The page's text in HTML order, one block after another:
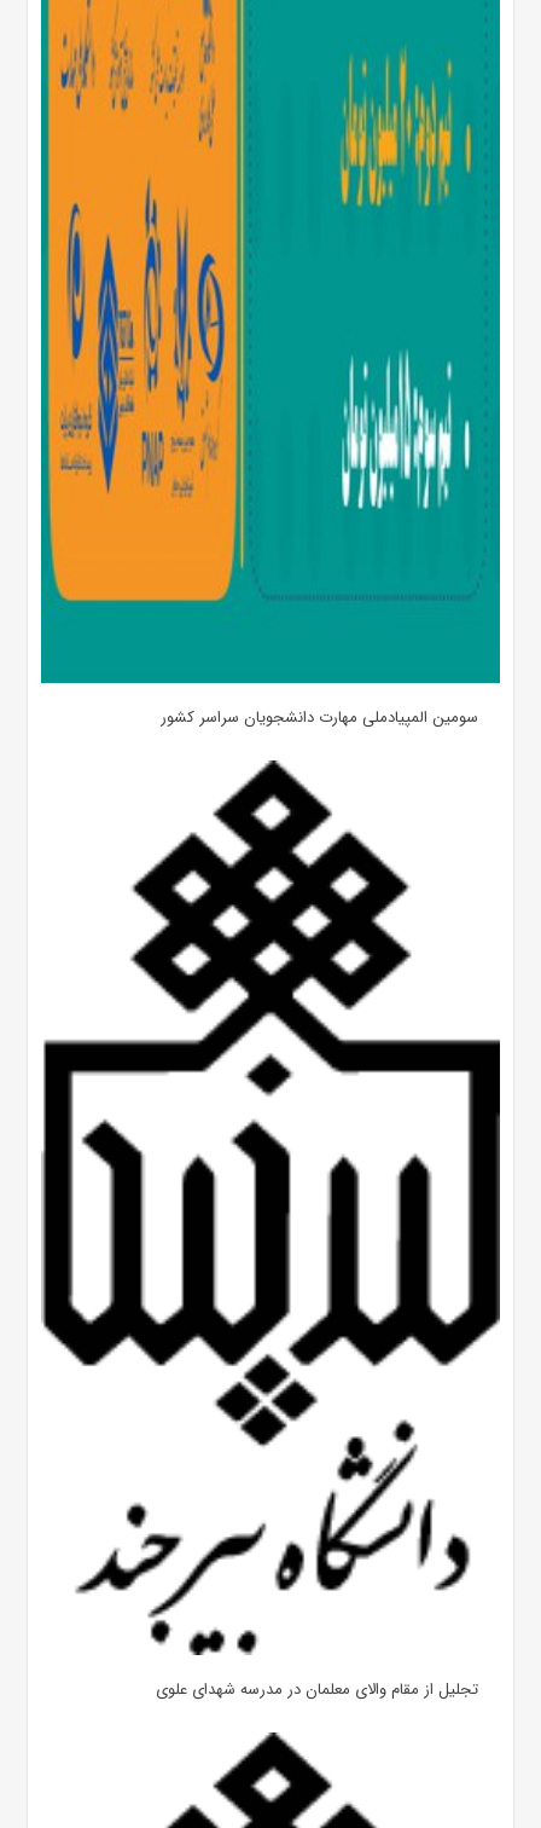
سومین المپیادملی مهارت دانشجویان سراسر کشور
تجلیل از مقام والای معلمان در مدرسه شهدای علوی